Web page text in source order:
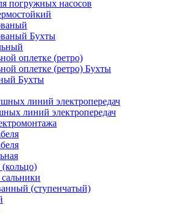
погружных насосов
Бухты
оплетке (ретро)
оплетке (ретро) Бухты
Бухты
линий электропередач
линий электропередач
(ступенчатый)